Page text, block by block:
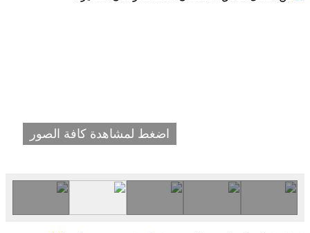
اضغط لمشاهدة كافة الصور